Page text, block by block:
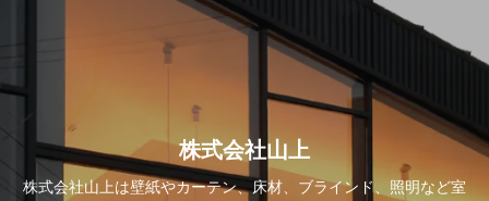
株式会社山上
株式会社山上は壁紙やカーテン、床材、ブラインド、照明など室